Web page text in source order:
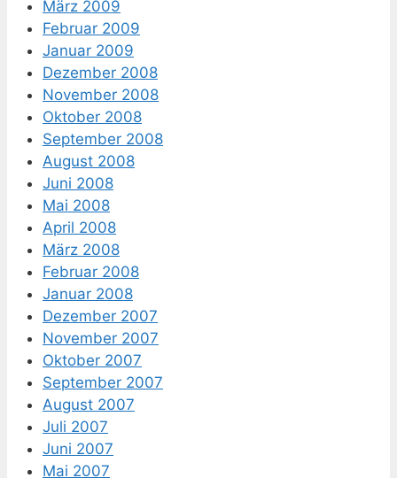
März 2009
Februar 2009
Januar 2009
Dezember 2008
November 2008
Oktober 2008
September 2008
August 2008
Juni 2008
Mai 2008
April 2008
März 2008
Februar 2008
Januar 2008
Dezember 2007
November 2007
Oktober 2007
September 2007
August 2007
Juli 2007
Juni 2007
Mai 2007